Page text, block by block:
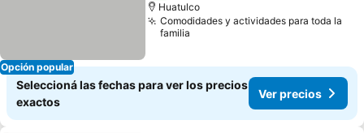
Opción popular
Huatulco
Comodidades y actividades para toda la
familia
Seleccioná las fechas para ver los precios
exactos
Ver precios